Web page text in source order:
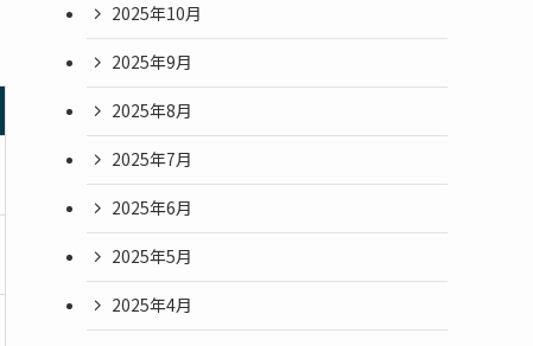
2025年10月
2025年9月
2025年8月
2025年7月
2025年6月
2025年5月
2025年4月